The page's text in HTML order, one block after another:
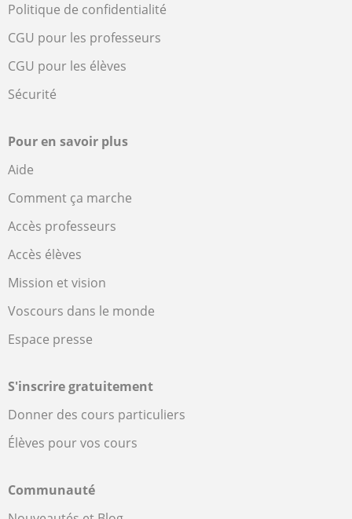
Politique de confidentialité
CGU pour les professeurs
CGU pour les élèves
Sécurité
Pour en savoir plus
Aide
Comment ça marche
Accès professeurs
Accès élèves
Mission et vision
Voscours dans le monde
Espace presse
S'inscrire gratuitement
Donner des cours particuliers
Élèves pour vos cours
Communauté